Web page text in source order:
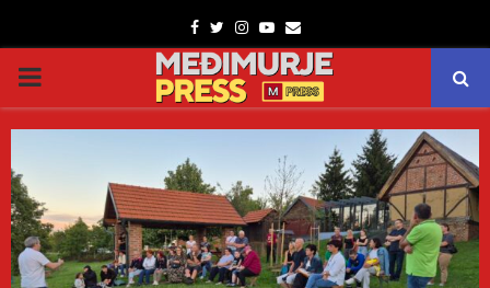
Facebook
TwitterInstagram
Youtube
Email
PRIMARY
MENU